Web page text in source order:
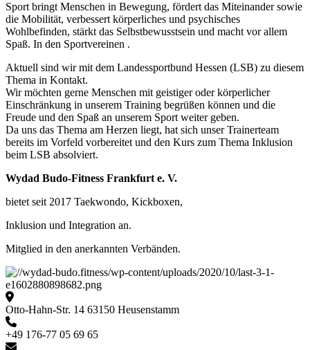
Sport bringt Menschen in Bewegung, fördert das Miteinander sowie
die Mobilität, verbessert körperliches und psychisches
Wohlbefinden, stärkt das Selbstbewusstsein und macht vor allem
Spaß. In den Sportvereinen .
Aktuell sind wir mit dem Landessportbund Hessen (LSB) zu diesem
Thema in Kontakt.
Wir möchten gerne Menschen mit geistiger oder körperlicher
Einschränkung in unserem Training begrüßen können und die
Freude und den Spaß an unserem Sport weiter geben.
Da uns das Thema am Herzen liegt, hat sich unser Trainerteam
bereits im Vorfeld vorbereitet und den Kurs zum Thema Inklusion
beim LSB absolviert.
Wydad Budo-Fitness Frankfurt e. V.
bietet seit 2017 Taekwondo, Kickboxen,
Inklusion und Integration an.
Mitglied in den anerkannten Verbänden.
Otto-Hahn-Str. 14 63150 Heusenstamm
+49 176-77 05 69 65